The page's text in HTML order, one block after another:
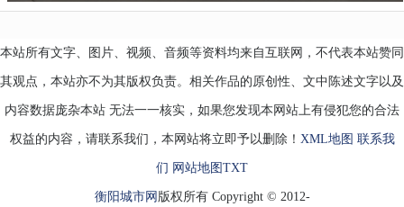
本站所有文字、图片、视频、音频等资料均来自互联网，不代表本站赞同
其观点，本站亦不为其版权负责。相关作品的原创性、文中陈述文字以及
内容数据庞杂本站 无法一一核实，如果您发现本网站上有侵犯您的合法
权益的内容，请联系我们，本网站将立即予以删除！ XML地图 联系我
们 网站地图 TXT
衡阳城市网 版权所有 Copyright © 2012-